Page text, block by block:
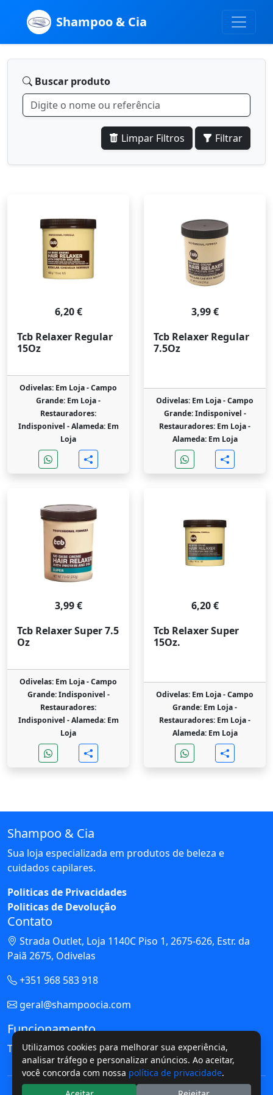
Shampoo & Cia
Buscar produto
Limpar Filtros Filtrar
6,20 €
Tcb Relaxer Regular
15Oz
Odivelas: Em Loja -Campo
Grande: Em Loja -
Restauradores:
Indisponivel -Alameda: Em
Loja
3,99 €
Tcb Relaxer Regular
7.5Oz
Odivelas: Em Loja -Campo
Grande: Indisponivel -
Restauradores: Em Loja -
Alameda: Em Loja
3,99 €
Tcb Relaxer Super 7.5
Oz
Odivelas: Em Loja -Campo
Grande: Indisponivel -
Restauradores:
Indisponivel -Alameda: Em
Loja
6,20 €
Tcb Relaxer Super
15Oz.
Odivelas: Em Loja -Campo
Grande: Em Loja -
Restauradores: Em Loja -
Alameda: Em Loja
Utilizamos cookies para melhorar sua experiência,
analisar tráfego e personalizar anúncios. Ao aceitar,
você concorda com nossa política de privacidade.
Shampoo & Cia
Sua loja especializada em produtos de beleza e
cuidados capilares.
Politicas de Privacidades
Politicas de Devolução
Contato
Strada Outlet, Loja 1140C Piso 1, 2675-626, Estr. da
Paiã 2675, Odivelas
+351 968 583 918
geral@shampoocia.com
Funcionamento
Todos os Dias: 10h às 23h